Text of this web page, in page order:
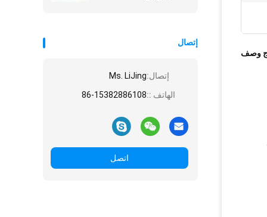
إتصال
إتصال:Ms. LiJing
الهاتف ::86-15382886108
اتصل
وصف